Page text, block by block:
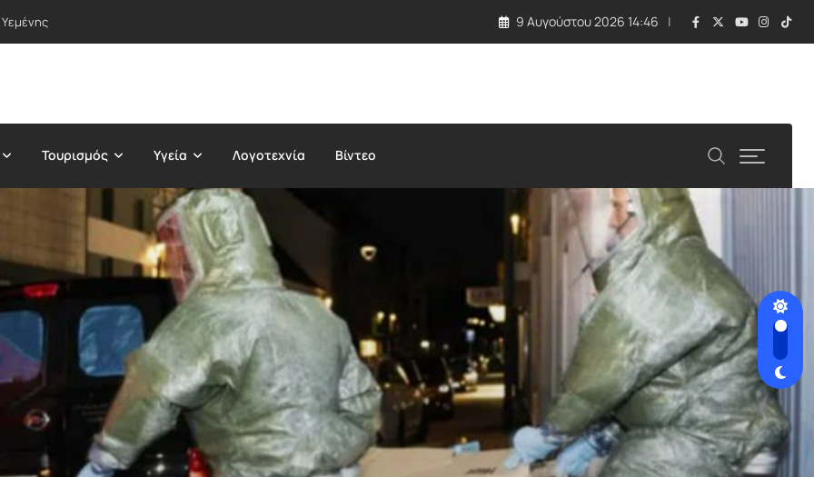
9 Αυγούστου 2026 14:46
Τουρισμός Υγεία Λογοτεχνία Βίντεο